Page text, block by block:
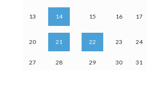
13 14 15 16 17
20 21 22 23 24
27 28 29 30 31